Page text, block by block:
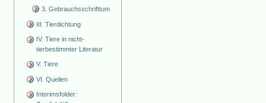
3. Gebrauchsschrifttum
III. Tierdichtung
IV. Tiere in nicht-
tierbestimmter Literatur
V. Tiere
VI. Quellen
Interimsfolder: